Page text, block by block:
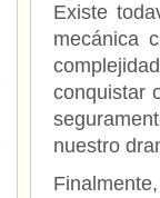
Existe
mecánica
conquistar
nuestro